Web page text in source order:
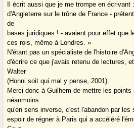
Il écrit aussi que je me trompe en
d'Angleterre sur le trône de France -
de
bases juridiques ! - avaient pour effet que
ces rois, même à Londres. »
N'étant pas un spécialiste de l'histoire
d'écrire ce que j'avais retenu de lectures,
Walter
(Honni soit qui mal y pense, 2001).
Merci donc à Guilhem de mettre les
néanmoins
qu'en sens inverse, c'est l'abandon par les
espoir de régner à Paris qui a accéléré